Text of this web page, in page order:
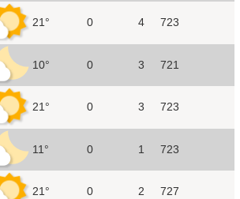
21° 0 4 723
10° 0 3 721
21° 0 3 723
11° 0 1 723
21° 0 2 727